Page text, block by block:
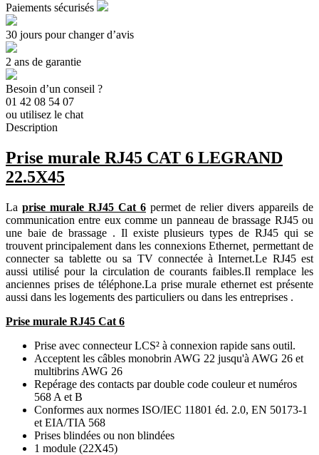
Paiements sécurisés
30 jours pour changer d’avis
2 ans de garantie
Besoin d’un conseil ?
01 42 08 54 07
ou utilisez le chat
Description
Prise murale RJ45 CAT 6 LEGRAND
22.5X45
La prise murale RJ45 Cat 6 permet de relier divers appareils de
communication entre eux comme un panneau de brassage RJ45 ou
une baie de brassage . Il existe plusieurs types de RJ45 qui se
trouvent principalement dans les connexions Ethernet, permettant de
connecter sa tablette ou sa TV connectée à Internet.Le RJ45 est
aussi utilisé pour la circulation de courants faibles.Il remplace les
anciennes prises de téléphone.La prise murale ethernet est présente
aussi dans les logements des particuliers ou dans les entreprises .
Prise murale RJ45 Cat 6
Prise avec connecteur LCS² à connexion rapide sans outil.
Acceptent les câbles monobrin AWG 22 jusqu'à AWG 26 et
multibrins AWG 26
Repérage des contacts par double code couleur et numéros
568 A et B
Conformes aux normes ISO/IEC 11801 éd. 2.0, EN 50173-1
et EIA/TIA 568
Prises blindées ou non blindées
1 module (22X45)